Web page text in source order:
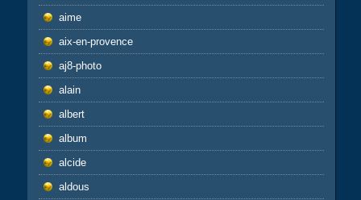
aime
aix-en-provence
aj8-photo
alain
albert
album
alcide
aldous